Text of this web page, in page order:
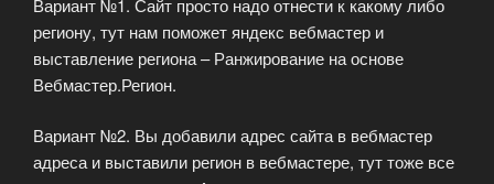
Вариант №1. Сайт просто надо отнести к какому либо
региону, тут нам поможет яндекс вебмастер и
выставление региона – Ранжирование на основе
Вебмастер.Регион.
Вариант №2. Вы добавили адрес сайта в вебмастер
адреса и выставили регион в вебмастере, тут тоже все